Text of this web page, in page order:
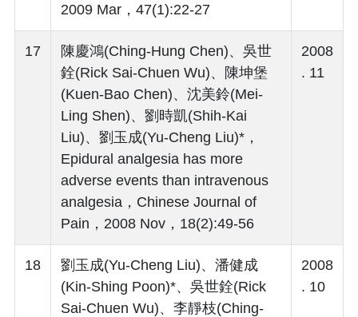
2009 Mar，47(1):22-27
17
陳慶鴻(Ching-Hung Chen)、吳世
銓(Rick Sai-Chuen Wu)、陳坤堡
(Kuen-Bao Chen)、沈美鈴(Mei-
Ling Shen)、劉時凱(Shih-Kai
Liu)、劉玉成(Yu-Cheng Liu)*，
Epidural analgesia has more
adverse events than intravenous
analgesia，Chinese Journal of
Pain，2008 Nov，18(2):49-56
2008
. 11
18
劉玉成(Yu-Cheng Liu)、潘健成
(Kin-Shing Poon)*、吳世銓(Rick
Sai-Chuen Wu)、李靜枝(Ching-
2008
. 10